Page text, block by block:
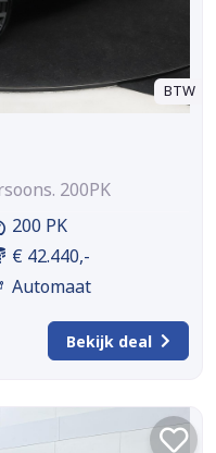
BTW
200PK
200 PK
€ 42.440,-
Automaat
Bekijk deal